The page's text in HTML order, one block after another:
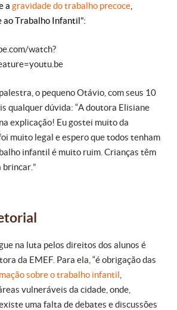
a gravidade do trabalho precoce
ao Trabalho Infantil”:
watch?
o pequeno Otávio, com seus 10
qualquer dúvida: “A doutora Elisiane
explicação! Eu gostei muito da
muito legal e espero que todos tenham
infantil é muito ruim. Crianças têm
na luta pelos direitos dos alunos é
da EMEF. Para ela, “é obrigação das
sobre o trabalho infantil
vulneráveis da cidade, onde,
uma falta de debates e discussões